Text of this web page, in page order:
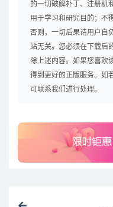
的一切破解补丁、注册机
用于学习和研究目的；不
否则，一切后果请用户自
站无关。您必须在下载后
除上述内容。如果您喜欢
得到更好的正版服务。如
可联系我们进行处理。